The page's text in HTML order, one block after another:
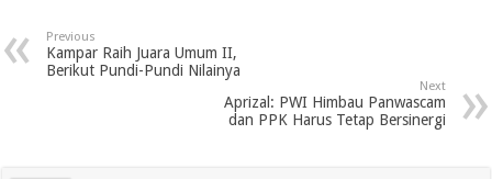
Previous
Kampar Raih Juara Umum II,
Berikut Pundi-Pundi Nilainya
Next
Aprizal: PWI Himbau Panwascam
dan PPK Harus Tetap Bersinergi